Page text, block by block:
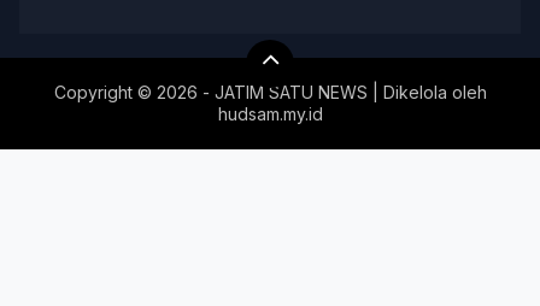
Copyright © 2026 - JATIM SATU NEWS | Dikelola oleh
hudsam.my.id